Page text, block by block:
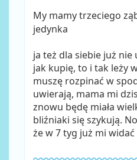
My mamy trzeciego
jedynka
ja też dla siebie już
jak kupię, to i tak leży
muszę rozpinać w
uwierają, mama mi
znowu będę miała
bliźniaki się szykują.
że w 7 tyg już mi